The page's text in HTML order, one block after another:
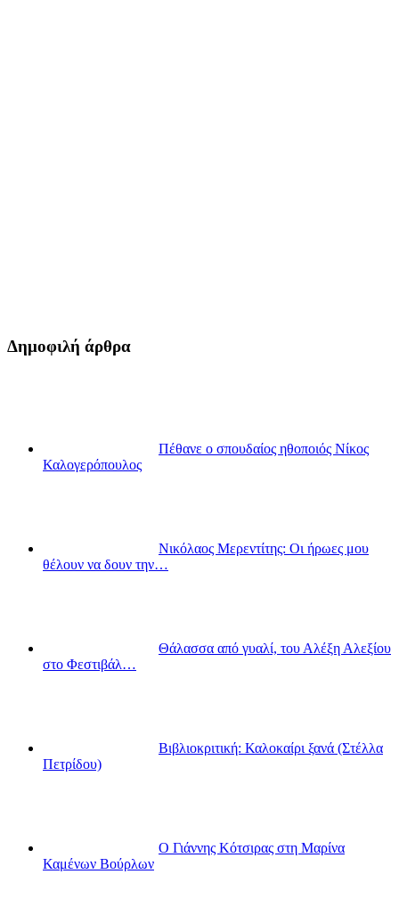
Δημοφιλή άρθρα
Πέθανε ο σπουδαίος ηθοποιός Νίκος
Καλογερόπουλος
Νικόλαος Μερεντίτης: Οι ήρωες μου
θέλουν να δουν την…
Θάλασσα από γυαλί, του Αλέξη Αλεξίου
στο Φεστιβάλ…
Βιβλιοκριτική: Καλοκαίρι ξανά (Στέλλα
Πετρίδου)
Ο Γιάννης Κότσιρας στη Μαρίνα
Καμένων Βούρλων